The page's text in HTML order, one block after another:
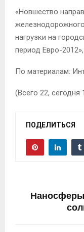
«Новшество
нагрузки на
период Евро-
По материалам:
(Всего 22, сегодня
ПОДЕЛИТЬСЯ
Наносферы